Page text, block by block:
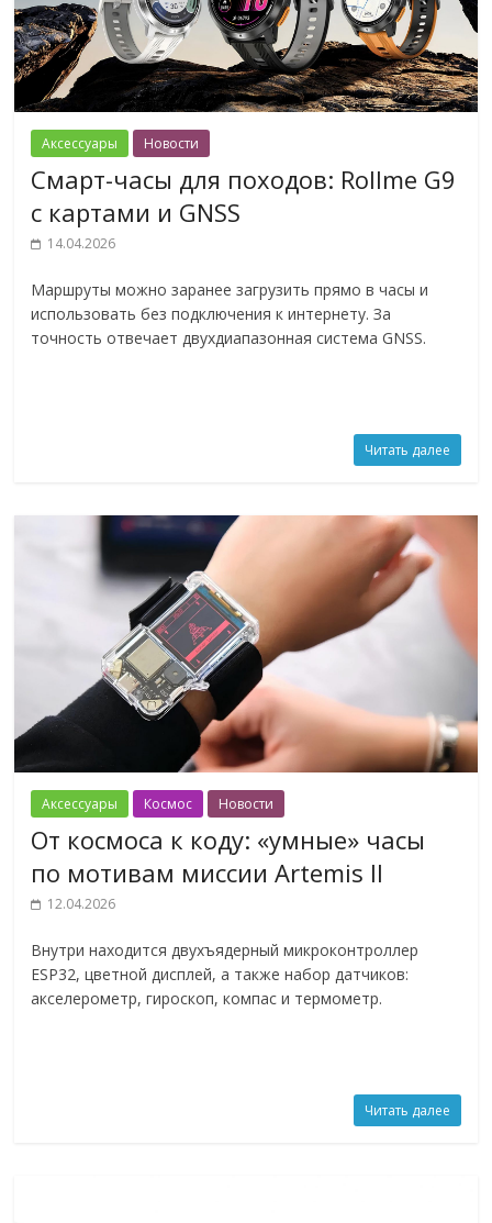
Аксессуары Новости
Смарт-часы для походов: Rollme G9
с картами и GNSS
14.04.2026
Маршруты можно заранее загрузить прямо в часы и
использовать без подключения к интернету. За
точность отвечает двухдиапазонная система GNSS.
Читать далее
Аксессуары Космос Новости
От космоса к коду: «умные» часы
по мотивам миссии Artemis II
12.04.2026
Внутри находится двухъядерный микроконтроллер
ESP32, цветной дисплей, а также набор датчиков:
акселерометр, гироскоп, компас и термометр.
Читать далее